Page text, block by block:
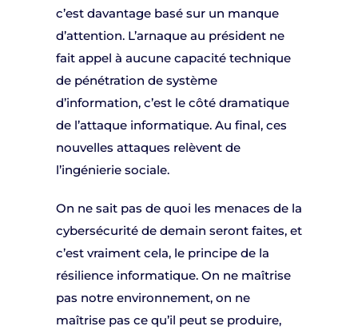
c’est davantage basé sur un manque
d’attention. L’arnaque au président ne
fait appel à aucune capacité technique
de pénétration de système
d’information, c’est le côté dramatique
de l’attaque informatique. Au final, ces
nouvelles attaques relèvent de
l’ingénierie sociale.
On ne sait pas de quoi les menaces de la
cybersécurité de demain seront faites, et
c’est vraiment cela, le principe de la
résilience informatique. On ne maîtrise
pas notre environnement, on ne
maîtrise pas ce qu’il peut se produire,